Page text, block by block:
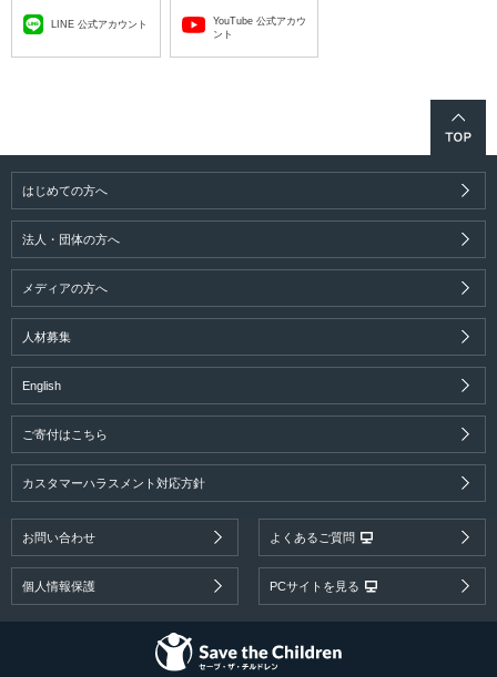
LINE 公式アカウント
YouTube 公式アカウ
ント
はじめての方へ
法人・団体の方へ
メディアの方へ
人材募集
English
ご寄付はこちら
カスタマーハラスメント対応方針
お問い合わせ よくあるご質問
個人情報保護 PCサイトを見る